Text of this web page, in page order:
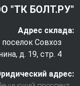
"ТК БОЛТ.РУ"
Адрес склада:
Совхоз
д. 19, стр. 4
адрес: